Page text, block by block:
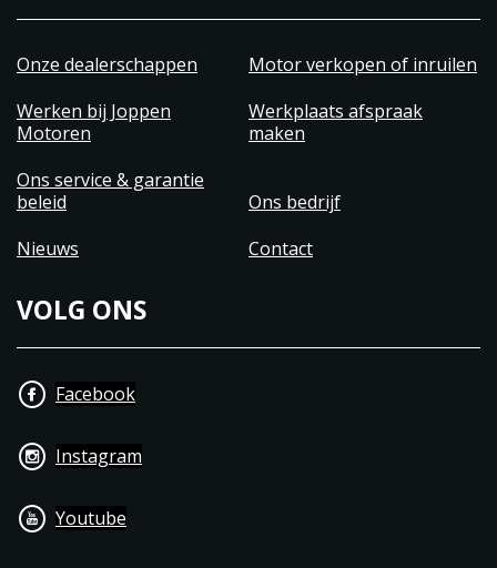
Onze dealerschappen
Motor verkopen of inruilen
Werken bij Joppen
Motoren
Werkplaats afspraak
maken
Ons service & garantie
beleid
Ons bedrijf
Nieuws
Contact
VOLG ONS
Facebook
Instagram
Youtube